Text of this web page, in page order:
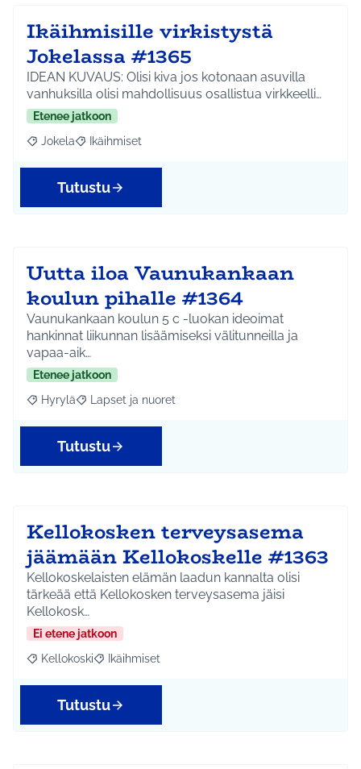
Ikäihmisille virkistystä
Jokelassa #1365
IDEAN KUVAUS: Olisi kiva jos kotonaan asuvilla
vanhuksilla olisi mahdollisuus osallistua virkkeelli…
Etenee jatkoon
Rajaa tulokset aihepiirin mukaan: Jokela
Jokela Rajaa tulokset teeman mukaan: Ikäihmiset
Ikäihmiset
Tutustu
Uutta iloa Vaunukankaan
koulun pihalle #1364
Vaunukankaan koulun 5 c -luokan ideoimat
hankinnat liikunnan lisäämiseksi välitunneilla ja
vapaa-aik…
Etenee jatkoon
Rajaa tulokset aihepiirin mukaan: Hyrylä
Hyrylä Rajaa tulokset teeman mukaan: Lapset ja nuoret
Lapset ja nuoret
Tutustu
Kellokosken terveysasema
jäämään Kellokoskelle #1363
Kellokoskelaisten elämän laadun kannalta olisi
tärkeää että Kellokosken terveysasema jäisi
Kellokosk…
Ei etene jatkoon
Rajaa tulokset aihepiirin mukaan: Kellokoski
Kellokoski Rajaa tulokset teeman mukaan: Ikäihmiset
Ikäihmiset
Tutustu